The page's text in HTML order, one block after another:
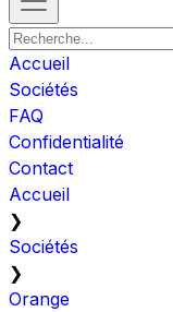
Accueil
Sociétés
FAQ
Confidentialité
Contact
Accueil
❯
Sociétés
❯
Orange